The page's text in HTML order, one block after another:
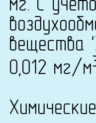
мг. С
вещества
0,012 мг/м